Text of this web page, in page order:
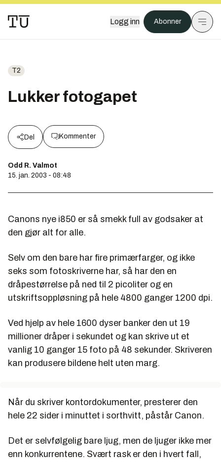
Logg inn Abonner
T2
Lukker fotogapet
Del Kommenter
Odd R. Valmot
15. jan. 2003 - 08:48
Canons nye i850 er så smekk full av godsaker at
den gjør alt for alle.
Selv om den bare har fire primærfarger, og ikke
seks som fotoskriverne har, så har den en
dråpestørrelse på ned til 2 picoliter og en
utskriftsoppløsning på hele 4800 ganger 1200 dpi.
Ved hjelp av hele 1600 dyser banker den ut 19
millioner dråper i sekundet og kan skrive ut et
vanlig 10 ganger 15 foto på 48 sekunder. Skriveren
kan produsere bildene helt uten marg.
Når du skriver kontordokumenter, presterer den
hele 22 sider i minuttet i sorthvitt, påstår Canon.
Det er selvfølgelig bare ljug, men de ljuger ikke mer
enn konkurrentene. Svært rask er den i hvert fall,